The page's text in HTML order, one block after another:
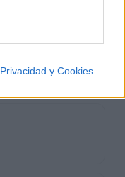
Privacidad y Cookies